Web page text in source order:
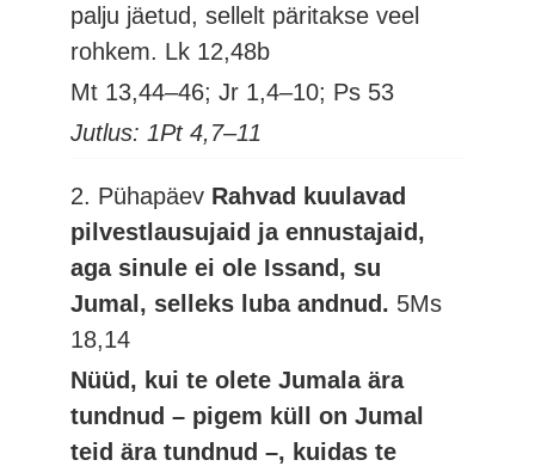
palju jäetud, sellelt päritakse veel
rohkem. Lk 12,48b
Mt 13,44–46; Jr 1,4–10; Ps 53
Jutlus: 1Pt 4,7–11
2. Pühapäev Rahvad kuulavad
pilvestlausujaid ja ennustajaid,
aga sinule ei ole Issand, su
Jumal, selleks luba andnud. 5Ms
18,14
Nüüd, kui te olete Jumala ära
tundnud – pigem küll on Jumal
teid ära tundnud –, kuidas te